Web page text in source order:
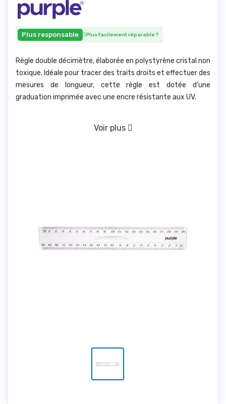
Plus responsable Plus facilement réparable ?
Règle double décimètre, élaborée en polystyrène cristal non
toxique. Idéale pour tracer des traits droits et effectuer des
mesures de longueur, cette règle est dotée d’une
graduation imprimée avec une encre résistante aux UV.
Voir plus